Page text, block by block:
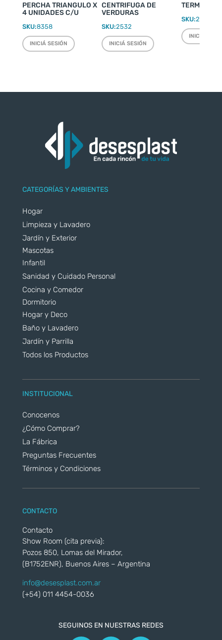
PERCHA TRIANGULO X
4 UNIDADES C/U
SKU:8358
INICIÁ SESIÓN
CENTRIFUGA DE
VERDURAS
SKU:2532
INICIÁ SESIÓN
TERMO
SKU:2220
INICIÁ
CATEGORÍAS Y AMBIENTES
Hogar
Limpieza y Lavadero
Jardín y Exterior
Mascotas
Infantil
Sanidad y Cuidado Personal
Cocina y Comedor
Dormitorio
Hogar y Deco
Baño y Lavadero
Jardín y Parrilla
Todos los Productos
INSTITUCIONAL
Conocenos
¿Cómo Comprar?
La Fábrica
Preguntas Frecuentes
Términos y Condiciones
CONTACTO
Contacto
Show Room (cita previa):
Pozos 850, Lomas del Mirador,
(B1752ENR), Buenos Aires – Argentina
info@desesplast.com.ar
(+54) 011 4454-0036
SEGUINOS EN NUESTRAS REDES